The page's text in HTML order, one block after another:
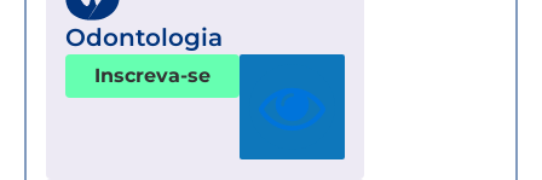
Odontologia
Inscreva-se